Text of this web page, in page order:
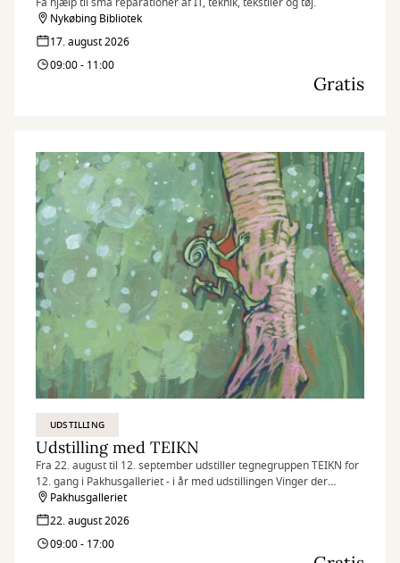
Nykøbing Bibliotek
17. august 2026
09:00 - 11:00
Gratis
UDSTILLING
Udstilling med TEIKN
Fra 22. august til 12. september udstiller tegnegruppen TEIKN for
12. gang i Pakhusgalleriet - i år med udstillingen Vinger der
bestøver.
Pakhusgalleriet
22. august 2026
09:00 - 17:00